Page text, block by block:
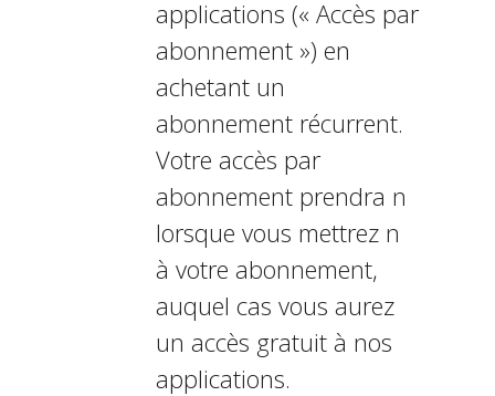
applications (« Accès par
abonnement ») en
achetant un
abonnement récurrent.
Votre accès par
abonnement prendra fin
lorsque vous mettrez fin
à votre abonnement,
auquel cas vous aurez
un accès gratuit à nos
applications.